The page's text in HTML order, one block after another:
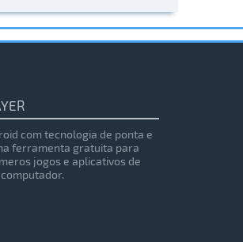
com tecnologia de ponta e
ferramenta gratuita para
jogos e aplicativos de